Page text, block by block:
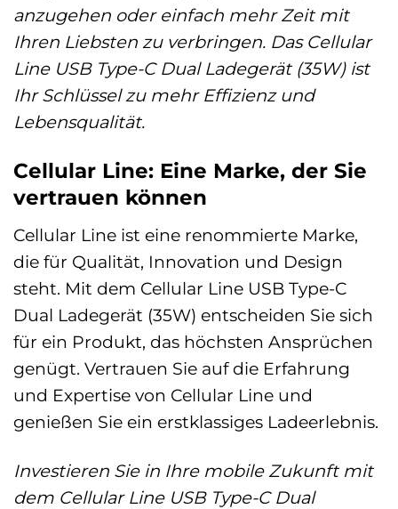
anzugehen oder einfach mehr Zeit mit
Ihren Liebsten zu verbringen. Das Cellular
Line USB Type-C Dual Ladegerät (35W) ist
Ihr Schlüssel zu mehr Effizienz und
Lebensqualität.
Cellular Line: Eine Marke, der Sie
vertrauen können
Cellular Line ist eine renommierte Marke,
die für Qualität, Innovation und Design
steht. Mit dem Cellular Line USB Type-C
Dual Ladegerät (35W) entscheiden Sie sich
für ein Produkt, das höchsten Ansprüchen
genügt. Vertrauen Sie auf die Erfahrung
und Expertise von Cellular Line und
genießen Sie ein erstklassiges Ladeerlebnis.
Investieren Sie in Ihre mobile Zukunft mit
dem Cellular Line USB Type-C Dual